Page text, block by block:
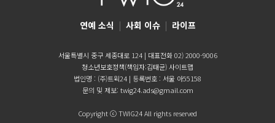
연예 소식 | 사회 이슈 | 라이프
서울특별시 중구 세종대로 124 | 대표전화 02) 2000-9006
청소년보호정책(책임자:김태균)사이트맵
법인명 : (주)트윅24 | 등록번호 : 서울 아55158
문의 및 제보: twig24.ads@gmail.com
Copyright ⓒ TWIG24 All rights reserved